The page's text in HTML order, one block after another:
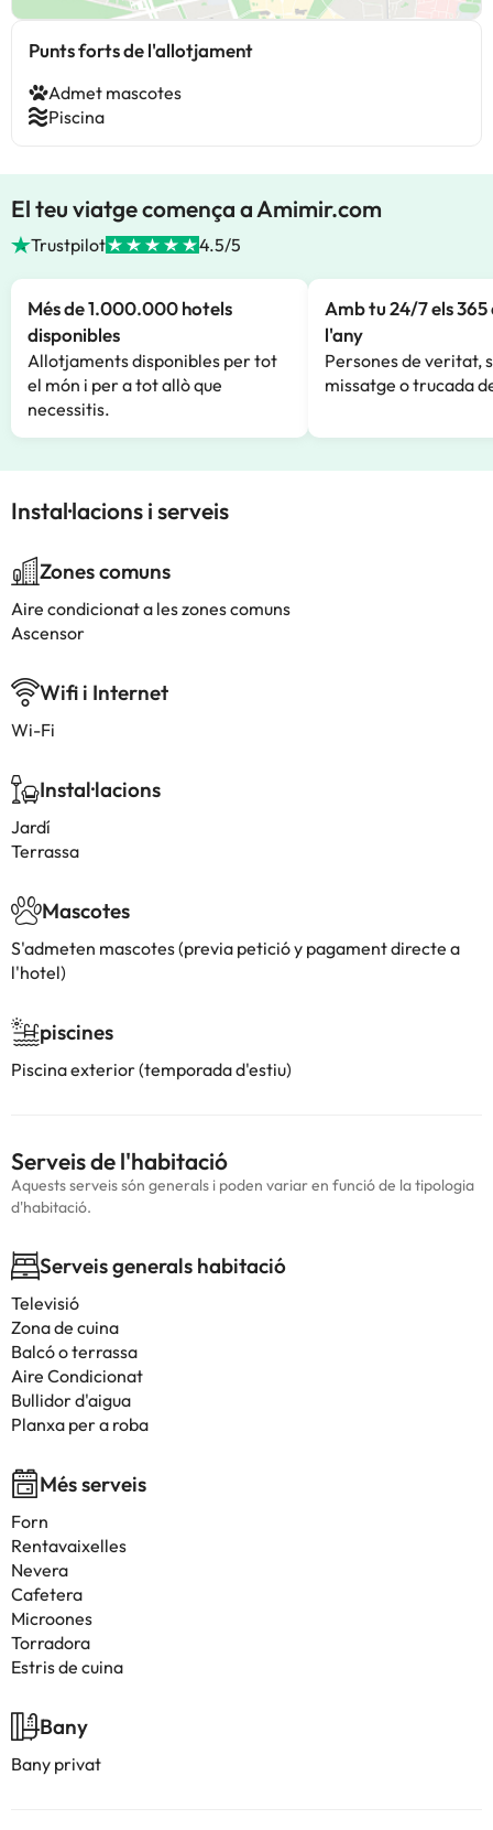
Punts forts de l'allotjament
Admet mascotes
Piscina
El teu viatge comença a Amimir.com
Trustpilot 4.5/5
Més de 1.000.000 hotels
disponibles
Allotjaments disponibles per tot
el món i per a tot allò que
necessitis.
Amb tu 24/7 els 365
l'any
Persones de veritat,
missatge o trucada
Instal·lacions i serveis
Zones comuns
Aire condicionat a les zones comuns
Ascensor
Wifi i Internet
Wi-Fi
Instal·lacions
Jardí
Terrassa
Mascotes
S'admeten mascotes (previa petició y pagament directe a
l'hotel)
piscines
Piscina exterior (temporada d'estiu)
Serveis de l'habitació
Aquests serveis són generals i poden variar en funció de la tipologia
d'habitació.
Serveis generals habitació
Televisió
Zona de cuina
Balcó o terrassa
Aire Condicionat
Bullidor d'aigua
Planxa per a roba
Més serveis
Forn
Rentavaixelles
Nevera
Cafetera
Microones
Torradora
Estris de cuina
Bany
Bany privat